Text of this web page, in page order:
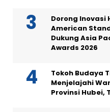
Dorong Inovasi
American
Dukung Asia
Awards 2026
Tokoh Budaya
Menjelajahi
Provinsi Hubei,